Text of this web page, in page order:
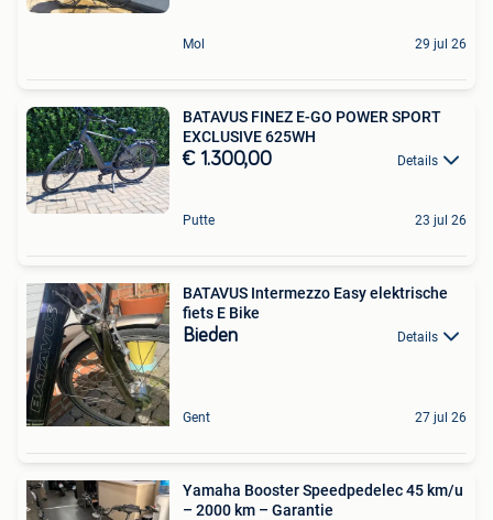
Mol 29 jul 26
BATAVUS FINEZ E-GO POWER SPORT
EXCLUSIVE 625WH
€ 1.300,00 Details
Putte 23 jul 26
BATAVUS Intermezzo Easy elektrische
fiets E Bike
Bieden Details
Gent 27 jul 26
Yamaha Booster Speedpedelec 45 km/u
– 2000 km – Garantie